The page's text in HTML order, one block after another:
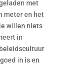
met
meter en het
willen niets
in
in is en